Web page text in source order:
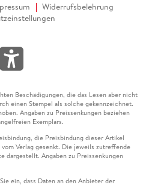
Widerrufsbelehrung
Beschädigungen, die das Lesen aber nicht
einen Stempel als solche gekennzeichnet.
Angaben zu Preissenkungen beziehen
Exemplars.
die Preisbindung dieser Artikel
Verlag gesenkt. Die jeweils zutreffende
dargestellt. Angaben zu Preissenkungen
ein, dass Daten an den Anbieter der